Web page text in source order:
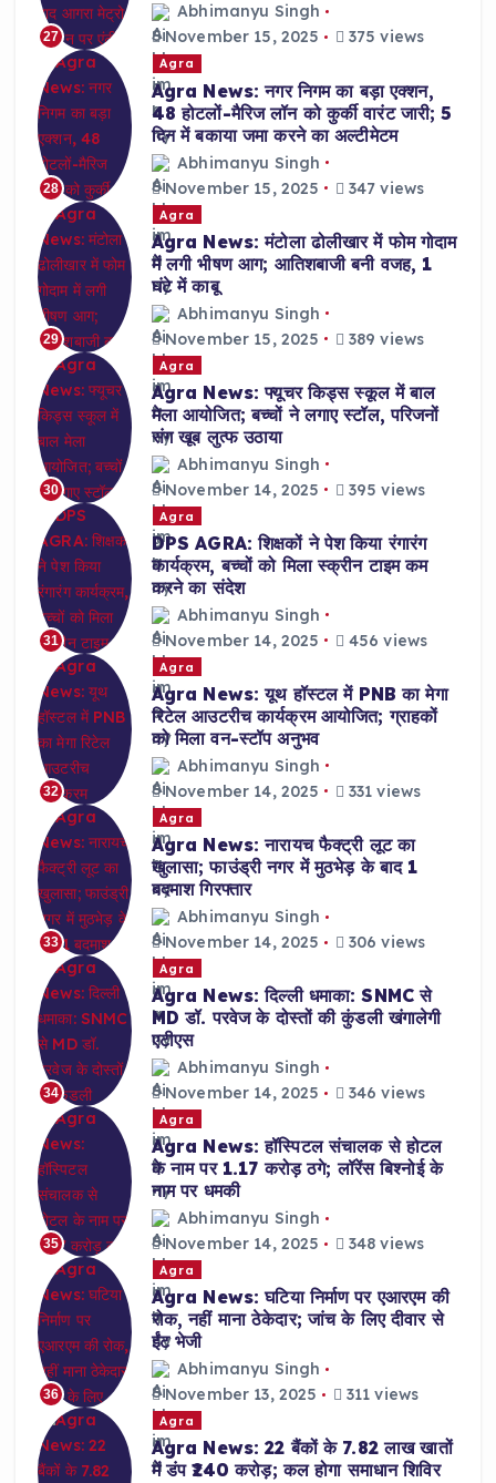
27
Abhimanyu Singh
November 15, 2025
375 views
28
Agra
Agra News: नगर निगम का बड़ा एक्शन,
48 होटलों-मैरिज लॉन को कुर्की वारंट जारी; 5
दिन में बकाया जमा करने का अल्टीमेटम
Abhimanyu Singh
November 15, 2025
347 views
29
Agra
Agra News: मंटोला ढोलीखार में फोम गोदाम
में लगी भीषण आग; आतिशबाजी बनी वजह, 1
घंटे में काबू
Abhimanyu Singh
November 15, 2025
389 views
30
Agra
Agra News: फ्यूचर किड्स स्कूल में बाल
मेला आयोजित; बच्चों ने लगाए स्टॉल, परिजनों
संग खूब लुत्फ उठाया
Abhimanyu Singh
November 14, 2025
395 views
31
Agra
DPS AGRA: शिक्षकों ने पेश किया रंगारंग
कार्यक्रम, बच्चों को मिला स्क्रीन टाइम कम
करने का संदेश
Abhimanyu Singh
November 14, 2025
456 views
32
Agra
Agra News: यूथ हॉस्टल में PNB का मेगा
रिटेल आउटरीच कार्यक्रम आयोजित; ग्राहकों
को मिला वन-स्टॉप अनुभव
Abhimanyu Singh
November 14, 2025
331 views
33
Agra
Agra News: नारायच फैक्ट्री लूट का
खुलासा; फाउंड्री नगर में मुठभेड़ के बाद 1
बदमाश गिरफ्तार
Abhimanyu Singh
November 14, 2025
306 views
34
Agra
Agra News: दिल्ली धमाका: SNMC से
MD डॉ. परवेज के दोस्तों की कुंडली खंगालेगी
एटीएस
Abhimanyu Singh
November 14, 2025
346 views
35
Agra
Agra News: हॉस्पिटल संचालक से होटल
के नाम पर 1.17 करोड़ ठगे; लॉरेंस बिश्नोई के
नाम पर धमकी
Abhimanyu Singh
November 14, 2025
348 views
36
Agra
Agra News: घटिया निर्माण पर एआरएम की
रोक, नहीं माना ठेकेदार; जांच के लिए दीवार से
ईंट भेजी
Abhimanyu Singh
November 13, 2025
311 views
Agra
Agra News: 22 बैंकों के 7.82 लाख खातों
में डंप ₹240 करोड़; कल होगा समाधान शिविर